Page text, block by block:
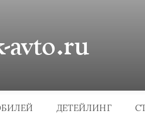
avto.ru
ДЕТЕЙЛИНГ